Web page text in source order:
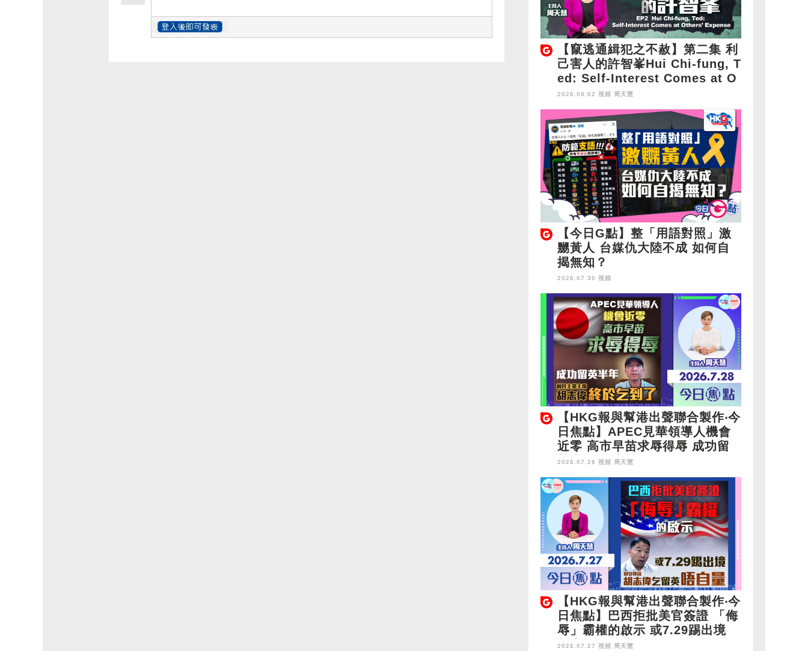
【竄逃通緝犯之不赦】第二集 利
己害人的許智峯Hui Chi-fung, T
ed: Self-Interest Comes at O
thers' Expense
2026.08.02 視頻 周天慧
【今日G點】整「用語對照」激
嬲黃人 台媒仇大陸不成 如何自
揭無知？
2026.07.30 視頻
【HKG報與幫港出聲聯合製作‧今
日焦點】APEC見華領導人機會
近零 高市早苗求辱得辱 成功留
英半年 胡志偉終於乞到了
2026.07.28 視頻 周天慧
【HKG報與幫港出聲聯合製作‧今
日焦點】巴西拒批美官簽證 「侮
辱」霸權的啟示 或7.29踢出境
胡志偉乞留英唔自量
2026.07.27 視頻 周天慧